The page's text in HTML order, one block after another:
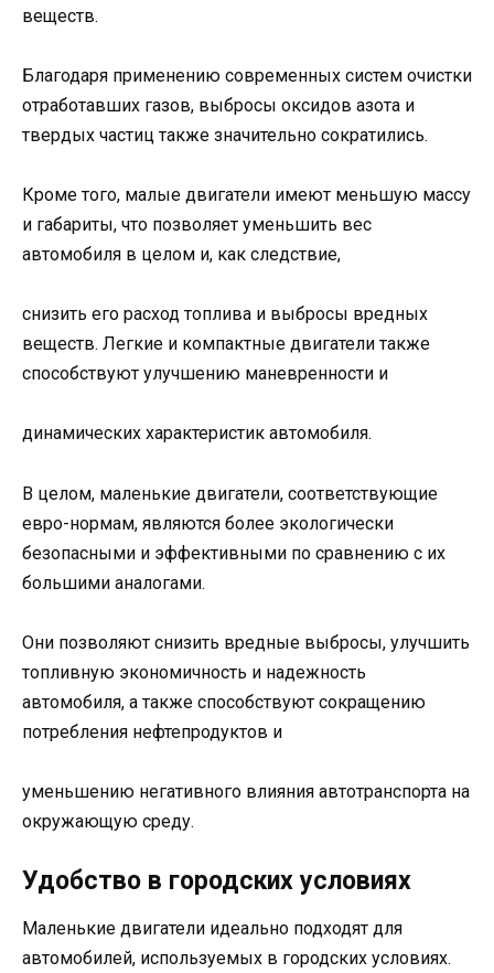
веществ.
Благодаря применению современных систем очистки
отработавших газов, выбросы оксидов азота и
твердых частиц также значительно сократились.
Кроме того, малые двигатели имеют меньшую массу
и габариты, что позволяет уменьшить вес
автомобиля в целом и, как следствие,
снизить его расход топлива и выбросы вредных
веществ. Легкие и компактные двигатели также
способствуют улучшению маневренности и
динамических характеристик автомобиля.
В целом, маленькие двигатели, соответствующие
евро-нормам, являются более экологически
безопасными и эффективными по сравнению с их
большими аналогами.
Они позволяют снизить вредные выбросы, улучшить
топливную экономичность и надежность
автомобиля, а также способствуют сокращению
потребления нефтепродуктов и
уменьшению негативного влияния автотранспорта на
окружающую среду.
Удобство в городских условиях
Маленькие двигатели идеально подходят для
автомобилей, используемых в городских условиях.